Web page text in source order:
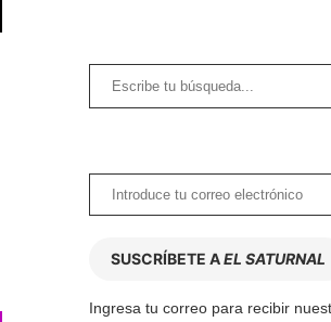
SUSCRÍBETE AEL SATURNAL
Ingresa tu correo para recibir